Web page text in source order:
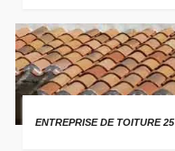
ENTREPRISE DE TOITURE 25